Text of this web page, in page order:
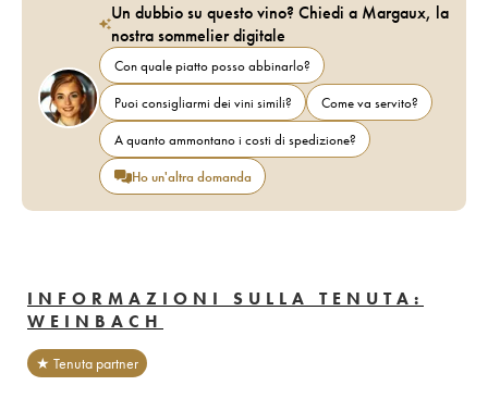
Un dubbio su questo vino? Chiedi a Margaux, la
nostra sommelier digitale
Con quale piatto posso abbinarlo?
Puoi consigliarmi dei vini simili?
Come va servito?
A quanto ammontano i costi di spedizione?
Ho un'altra domanda
INFORMAZIONI SULLA TENUTA:
WEINBACH
★ Tenuta partner